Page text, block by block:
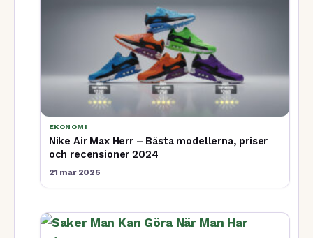
EKONOMI
Nike Air Max Herr – Bästa modellerna, priser
och recensioner 2024
21 mar 2026